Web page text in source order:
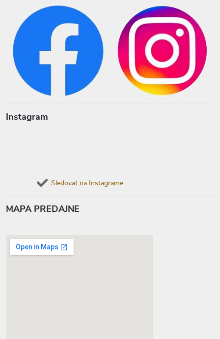
Instagram
Sledovať na Instagrame
MAPA PREDAJNE